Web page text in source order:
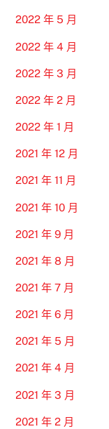
2022 年 5 月
2022 年 4 月
2022 年 3 月
2022 年 2 月
2022 年 1 月
2021 年 12 月
2021 年 11 月
2021 年 10 月
2021 年 9 月
2021 年 8 月
2021 年 7 月
2021 年 6 月
2021 年 5 月
2021 年 4 月
2021 年 3 月
2021 年 2 月